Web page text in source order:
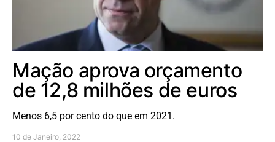
Mação aprova orçamento
de 12,8 milhões de euros
Menos 6,5 por cento do que em 2021.
10 de Janeiro, 2022